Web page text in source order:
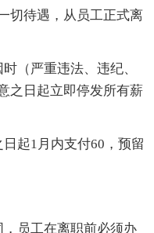
切待遇，从员工正式离
（严重违法、违纪、
之日起立即停发所有薪
起1月内支付60，预留
员工在离职前必须办